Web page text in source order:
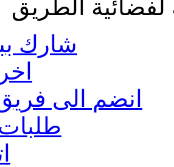
الطريق
شارك
انضم الى